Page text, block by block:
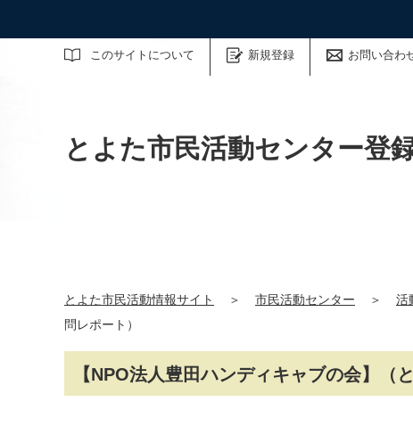
このサイトについて 新規登録 お問い合わ
サイト内検索
とよた市民活動センター登
とよた市民活動情報サイト ＞ 市民活動センター ＞ 活
問レポート）
【NPO法人豊田ハンディキャブの会】（